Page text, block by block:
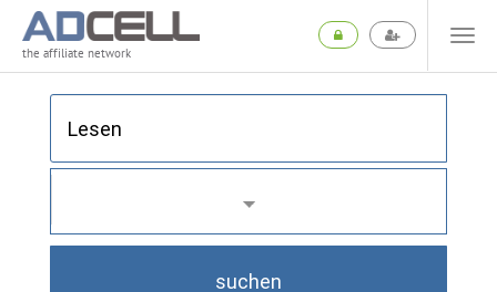
the affiliate network
suchen